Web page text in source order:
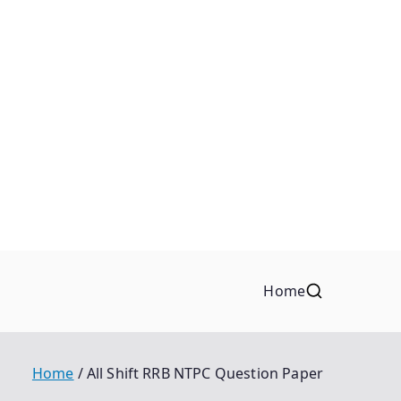
Home
Home All Shift RRB NTPC Question Paper